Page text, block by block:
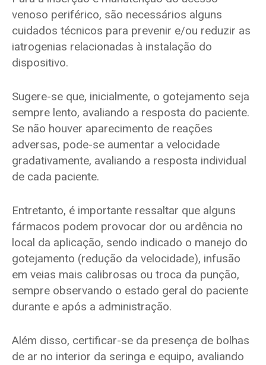
venoso periférico, são necessários alguns
cuidados técnicos para prevenir e/ou reduzir as
iatrogenias relacionadas à instalação do
dispositivo.
Sugere-se que, inicialmente, o gotejamento seja
sempre lento, avaliando a resposta do paciente.
Se não houver aparecimento de reações
adversas, pode-se aumentar a velocidade
gradativamente, avaliando a resposta individual
de cada paciente.
Entretanto, é importante ressaltar que alguns
fármacos podem provocar dor ou ardência no
local da aplicação, sendo indicado o manejo do
gotejamento (redução da velocidade), infusão
em veias mais calibrosas ou troca da punção,
sempre observando o estado geral do paciente
durante e após a administração.
Além disso, certificar-se da presença de bolhas
de ar no interior da seringa e equipo, avaliando